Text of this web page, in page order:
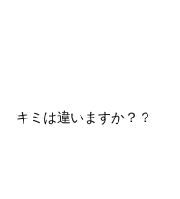
キミは違いますか？？